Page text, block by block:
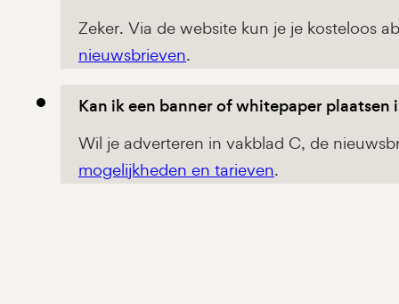
Zeker. Via de website kun je je kosteloos
nieuwsbrieven.
Kan ik een banner of whitepaper plaatsen
Wil je adverteren in vakblad C, de
mogelijkheden en tarieven.